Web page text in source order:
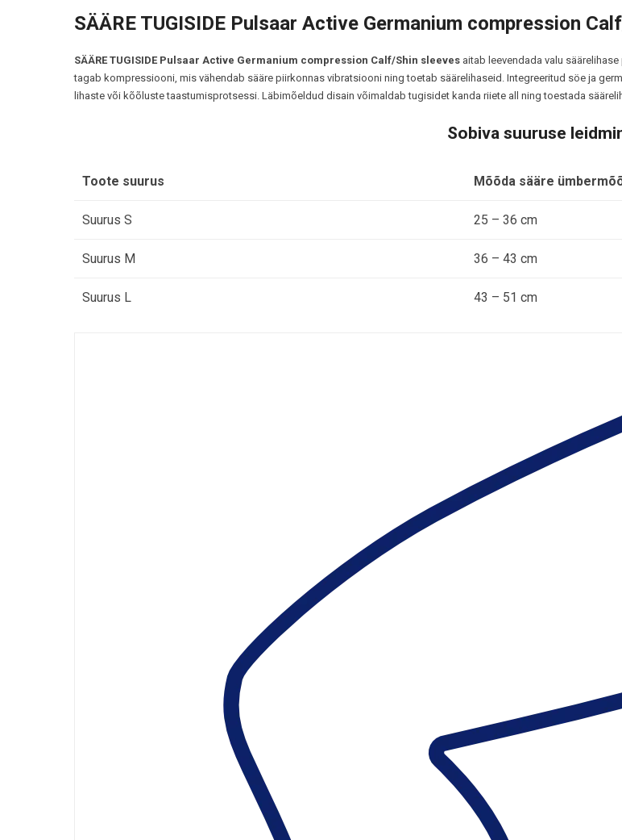
SÄÄRE TUGISIDE Pulsaar Active Germanium compression
SÄÄRE TUGISIDE Pulsaar Active Germanium compression Calf/Shin sleeves aitab leevendada valu
tagab kompressiooni, mis vähendab sääre piirkonnas vibratsiooni ning toetab säärelihaseid. Integreeritud söe ja
lihaste või kõõluste taastumisprotsessi. Läbimõeldud disain võimaldab tugisidet kanda riiete all ning toestada
Sobiva suuruse
Toote suurus Mõõda sääre
Suurus S 25 – 36 cm
Suurus M 36 – 43 cm
Suurus L 43 – 51 cm